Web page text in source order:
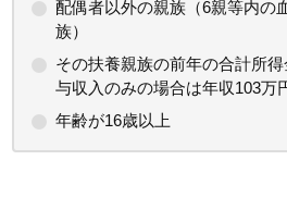
配偶者以外の親族（6親等内の
族）
その扶養親族の前年の合計所
与収入のみの場合は年収103万
年齢が16歳以上